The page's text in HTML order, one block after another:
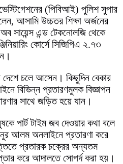
(পিবিআই) পুলিশ সুপার
আসামি উচ্চতর শিক্ষা অর্জনের
অব সায়েন্স এন্ড টেকনোলজি থেকে
কোর্সে সিজিপিএ ২.৭৩
চলে আসেন। কিছুদিন বেকার
বিভিন্ন প্রতারণমুলক বিজ্ঞাপন
সাথে জড়িত হয়ে যান।
পার্ট টাইম জব দেওয়ার কথা বলে
আলম অনলাইনে প্রতারণা করে
প্রতারক চক্রের অন্যতম
করে আদালতে সোপর্দ করা হয়।